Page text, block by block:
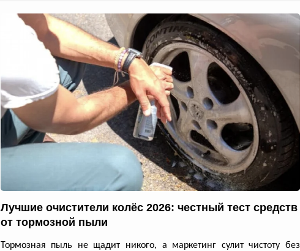
Лучшие очистители колёс 2026: честный тест средств
от тормозной пыли
Тормозная пыль не щадит никого, а маркетинг сулит чистоту без